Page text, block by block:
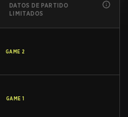
DATOS DE PARTIDO
LIMITADOS
GAME 2
GAME 1